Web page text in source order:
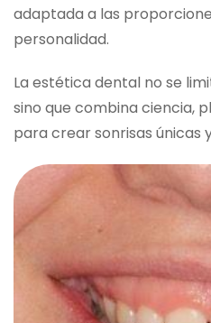
adaptada a las
personalidad.
La estética dental no se
sino que combina ciencia,
para crear sonrisas únicas